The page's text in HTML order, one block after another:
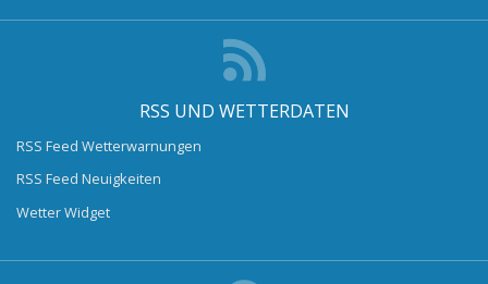
RSS UND WETTERDATEN
RSS Feed Wetterwarnungen
RSS Feed Neuigkeiten
Wetter Widget